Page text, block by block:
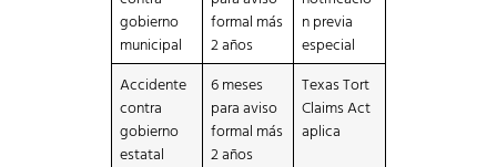
gobierno
municipal
formal más
2 años
n previa
especial
Accidente
contra
gobierno
estatal
6 meses
para aviso
formal más
2 años
Texas Tort
Claims Act
aplica